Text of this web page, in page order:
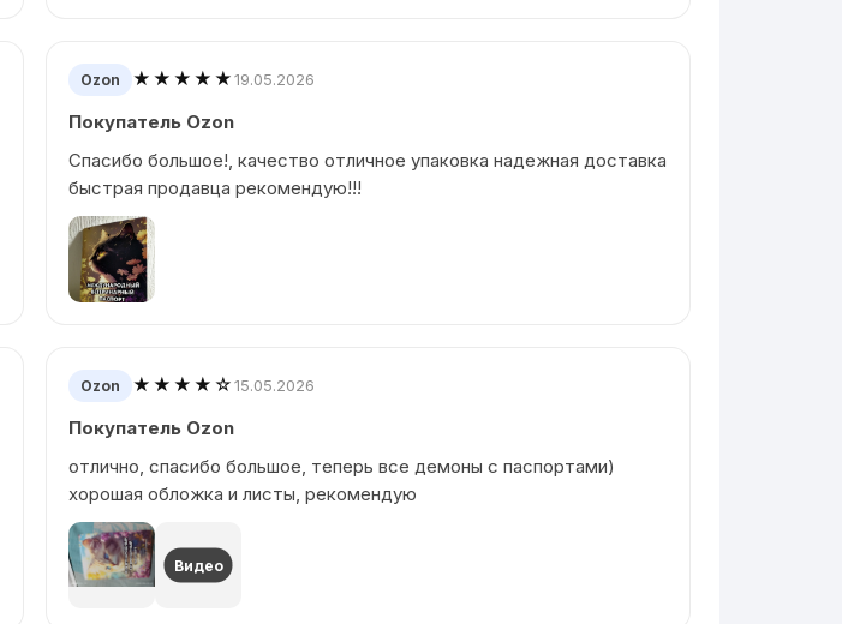
Ozon ★★★★★19.05.2026
Покупатель Ozon
Спасибо большое!, качество отличное упаковка надежная доставка
быстрая продавца рекомендую!!!
Ozon ★★★★☆15.05.2026
Покупатель Ozon
отлично, спасибо большое, теперь все демоны с паспортами)
хорошая обложка и листы, рекомендую
Видео